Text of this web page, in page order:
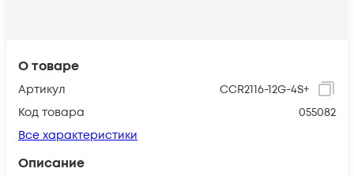
О товаре
Артикул
CCR2116-12G-4S+
Код товара
055082
Все характеристики
Описание